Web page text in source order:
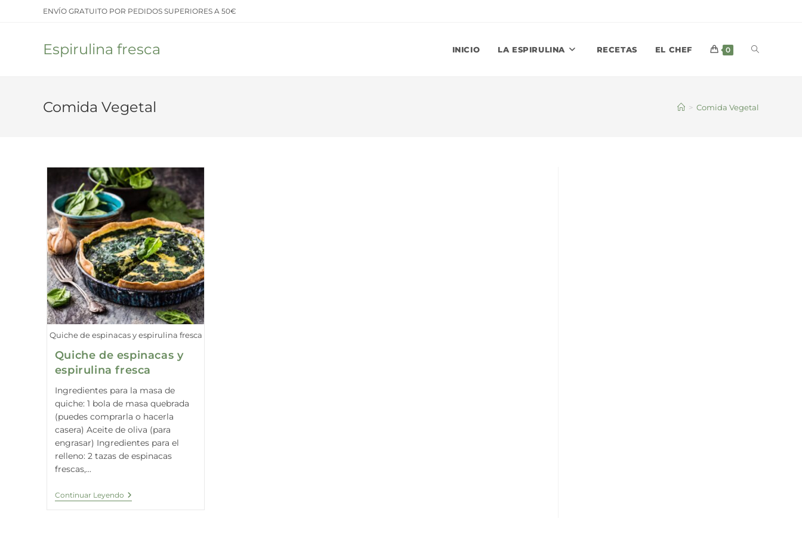
ENVÍO GRATUITO POR PEDIDOS SUPERIORES A 50€
Espirulina fresca INICIO LA ESPIRULINA RECETAS EL CHEF 0 ALTERNAR
BÚSQUEDA
Comida Vegetal > Comida Vegetal
Quiche de espinacas y espirulina fresca
Quiche de espinacas y
espirulina fresca
Ingredientes para la masa de
quiche: 1 bola de masa quebrada
(puedes comprarla o hacerla
casera) Aceite de oliva (para
engrasar) Ingredientes para el
relleno: 2 tazas de espinacas
frescas,...
Continuar LeyendoQuiche
De